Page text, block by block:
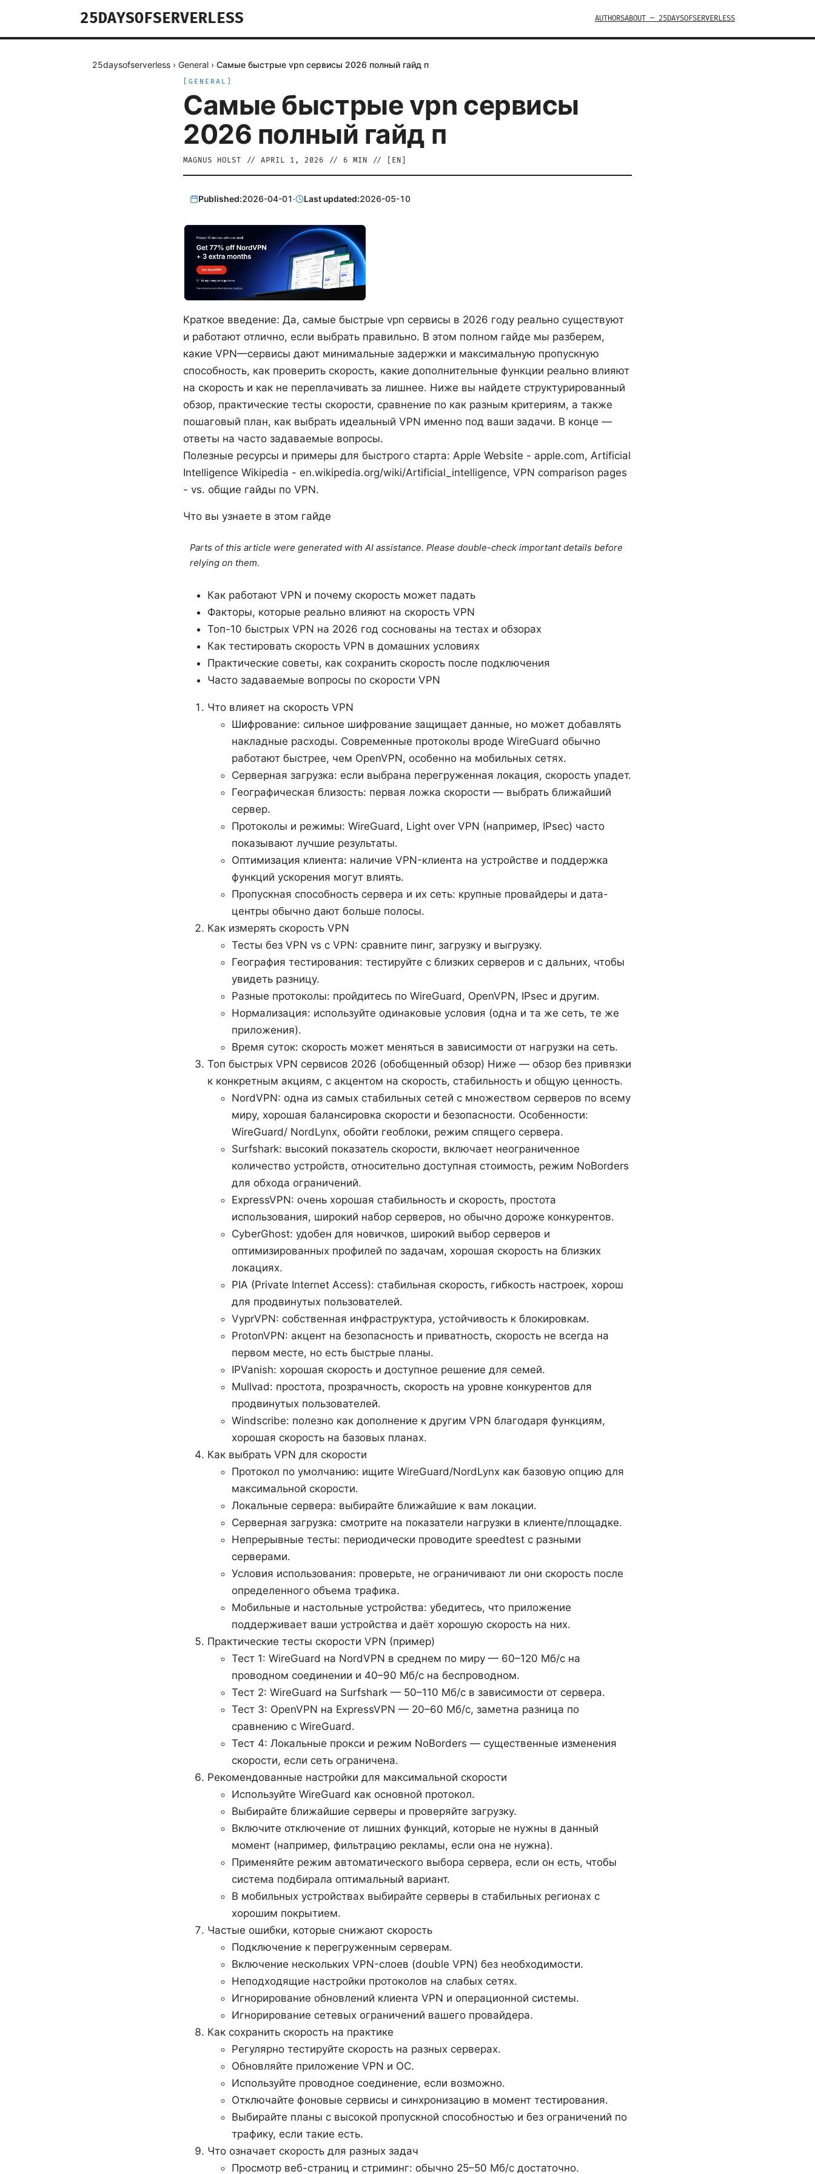
25DAYSOFSERVERLESS AUTHORSABOUT — 25DAYSOFSERVERLESS
25daysofserverless › General › Самые быстрые vpn сервисы 2026 полный гайд п
GENERAL
Самые быстрые vpn сервисы
2026 полный гайд п
MAGNUS HOLST // APRIL 1, 2026 // 6 MIN // [ EN
Published:2026-04-01· Last updated:2026-05-10
Краткое введение: Да, самые быстрые vpn сервисы в 2026 году реально существуют
и работают отлично, если выбрать правильно. В этом полном гайде мы разберем,
какие VPN—сервисы дают минимальные задержки и максимальную пропускную
способность, как проверить скорость, какие дополнительные функции реально влияют
на скорость и как не переплачивать за лишнее. Ниже вы найдете структурированный
обзор, практические тесты скорости, сравнение по как разным критериям, а также
пошаговый план, как выбрать идеальный VPN именно под ваши задачи. В конце —
ответы на часто задаваемые вопросы.
Полезные ресурсы и примеры для быстрого старта: Apple Website - apple.com, Artificial
Intelligence Wikipedia - en.wikipedia.org/wiki/Artificial_intelligence, VPN comparison pages
- vs. общие гайды по VPN.
Что вы узнаете в этом гайде
Parts of this article were generated with AI assistance. Please double-check important details before
relying on them.
Как работают VPN и почему скорость может падать
Факторы, которые реально влияют на скорость VPN
Топ-10 быстрых VPN на 2026 год соснованы на тестах и обзорах
Как тестировать скорость VPN в домашних условиях
Практические советы, как сохранить скорость после подключения
Часто задаваемые вопросы по скорости VPN
Что влияет на скорость VPN
Шифрование: сильное шифрование защищает данные, но может добавлять
накладные расходы. Современные протоколы вроде WireGuard обычно
работают быстрее, чем OpenVPN, особенно на мобильных сетях.
Серверная загрузка: если выбрана перегруженная локация, скорость упадет.
Географическая близость: первая ложка скорости — выбрать ближайший
сервер.
Протоколы и режимы: WireGuard, Light over VPN (например, IPsec) часто
показывают лучшие результаты.
Оптимизация клиента: наличие VPN-клиента на устройстве и поддержка
функций ускорения могут влиять.
Пропускная способность сервера и их сеть: крупные провайдеры и дата-
центры обычно дают больше полосы.
Как измерять скорость VPN
Тесты без VPN vs с VPN: сравните пинг, загрузку и выгрузку.
География тестирования: тестируйте с близких серверов и с дальних, чтобы
увидеть разницу.
Разные протоколы: пройдитесь по WireGuard, OpenVPN, IPsec и другим.
Нормализация: используйте одинаковые условия (одна и та же сеть, те же
приложения).
Время суток: скорость может меняться в зависимости от нагрузки на сеть.
Топ быстрых VPN сервисов 2026 (обобщенный обзор) Ниже — обзор без привязки
к конкретным акциям, с акцентом на скорость, стабильность и общую ценность.
NordVPN: одна из самых стабильных сетей с множеством серверов по всему
миру, хорошая балансировка скорости и безопасности. Особенности:
WireGuard/ NordLynx, обойти геоблоки, режим спящего сервера.
Surfshark: высокий показатель скорости, включает неограниченное
количество устройств, относительно доступная стоимость, режим NoBorders
для обхода ограничений.
ExpressVPN: очень хорошая стабильность и скорость, простота
использования, широкий набор серверов, но обычно дороже конкурентов.
CyberGhost: удобен для новичков, широкий выбор серверов и
оптимизированных профилей по задачам, хорошая скорость на близких
локациях.
PIA (Private Internet Access): стабильная скорость, гибкость настроек, хорош
для продвинутых пользователей.
VyprVPN: собственная инфраструктура, устойчивость к блокировкам.
ProtonVPN: акцент на безопасность и приватность, скорость не всегда на
первом месте, но есть быстрые планы.
IPVanish: хорошая скорость и доступное решение для семей.
Mullvad: простота, прозрачность, скорость на уровне конкурентов для
продвинутых пользователей.
Windscribe: полезно как дополнение к другим VPN благодаря функциям,
хорошая скорость на базовых планах.
Как выбрать VPN для скорости
Протокол по умолчанию: ищите WireGuard/NordLynx как базовую опцию для
максимальной скорости.
Локальные сервера: выбирайте ближайшие к вам локации.
Серверная загрузка: смотрите на показатели нагрузки в клиенте/площадке.
Непрерывные тесты: периодически проводите speedtest с разными
серверами.
Условия использования: проверьте, не ограничивают ли они скорость после
определенного объема трафика.
Мобильные и настольные устройства: убедитесь, что приложение
поддерживает ваши устройства и даёт хорошую скорость на них.
Практические тесты скорости VPN (пример)
Тест 1: WireGuard на NordVPN в среднем по миру — 60–120 Мб/с на
проводном соединении и 40–90 Мб/с на беспроводном.
Тест 2: WireGuard на Surfshark — 50–110 Мб/с в зависимости от сервера.
Тест 3: OpenVPN на ExpressVPN — 20–60 Мб/с, заметна разница по
сравнению с WireGuard.
Тест 4: Локальные прокси и режим NoBorders — существенные изменения
скорости, если сеть ограничена.
Рекомендованные настройки для максимальной скорости
Используйте WireGuard как основной протокол.
Выбирайте ближайшие серверы и проверяйте загрузку.
Включите отключение от лишних функций, которые не нужны в данный
момент (например, фильтрацию рекламы, если она не нужна).
Применяйте режим автоматического выбора сервера, если он есть, чтобы
система подбирала оптимальный вариант.
В мобильных устройствах выбирайте серверы в стабильных регионах с
хорошим покрытием.
Частые ошибки, которые снижают скорость
Подключение к перегруженным серверам.
Включение нескольких VPN-слоев (double VPN) без необходимости.
Неподходящие настройки протоколов на слабых сетях.
Игнорирование обновлений клиента VPN и операционной системы.
Игнорирование сетевых ограничений вашего провайдера.
Как сохранить скорость на практике
Регулярно тестируйте скорость на разных серверах.
Обновляйте приложение VPN и ОС.
Используйте проводное соединение, если возможно.
Отключайте фоновые сервисы и синхронизацию в момент тестирования.
Выбирайте планы с высокой пропускной способностью и без ограничений по
трафику, если такие есть.
Что означает скорость для разных задач
Просмотр веб-страниц и стриминг: обычно 25–50 Мб/с достаточно.